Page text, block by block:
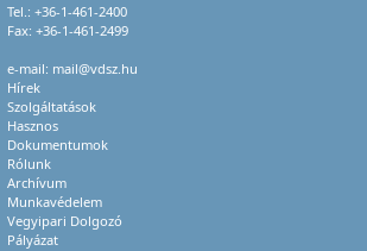
Tel.: +36-1-461-2400
Fax: +36-1-461-2499
e-mail: mail@vdsz.hu
Hírek
Szolgáltatások
Hasznos
Dokumentumok
Rólunk
Archívum
Munkavédelem
Vegyipari Dolgozó
Pályázat